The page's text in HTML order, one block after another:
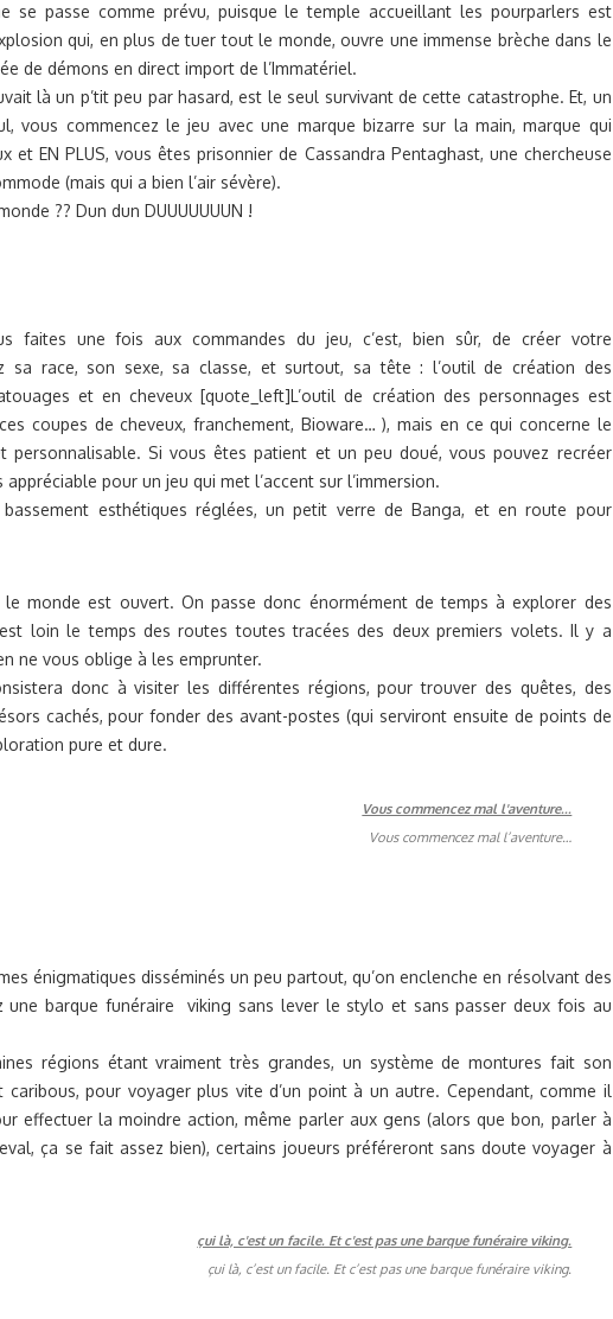
se passe comme prévu, puisque le temple accueillant les pourparlers est
qui, en plus de tuer tout le monde, ouvre une immense brèche dans le
de démons en direct import de l’Immatériel.
là un p’tit peu par hasard, est le seul survivant de cette catastrophe. Et, un
vous commencez le jeu avec une marque bizarre sur la main, marque qui
et EN PLUS, vous êtes prisonnier de Cassandra Pentaghast, une chercheuse
(mais qui a bien l’air sévère).
?? Dun dun DUUUUUUUN !
faites une fois aux commandes du jeu, c’est, bien sûr, de créer votre
sa race, son sexe, sa classe, et surtout, sa tête : l’outil de création des
et en cheveux [quote_left]L’outil de création des personnages est
coupes de cheveux, franchement, Bioware… ), mais en ce qui concerne le
personnalisable. Si vous êtes patient et un peu doué, vous pouvez recréer
pour un jeu qui met l’accent sur l’immersion.
esthétiques réglées, un petit verre de Banga, et en route pour
le monde est ouvert. On passe donc énormément de temps à explorer des
loin le temps des routes toutes tracées des deux premiers volets. Il y a
ne vous oblige à les emprunter.
donc à visiter les différentes régions, pour trouver des quêtes, des
cachés, pour fonder des avant-postes (qui serviront ensuite de points de
pure et dure.
Vous commencez mal l’aventure…
énigmatiques disséminés un peu partout, qu’on enclenche en résolvant des
une barque funéraire viking sans lever le stylo et sans passer deux fois au
régions étant vraiment très grandes, un système de montures fait son
pour voyager plus vite d’un point à un autre. Cependant, comme il
effectuer la moindre action, même parler aux gens (alors que bon, parler à
ça se fait assez bien), certains joueurs préféreront sans doute voyager à
çui là, c’est un facile. Et c’est pas une barque funéraire viking.